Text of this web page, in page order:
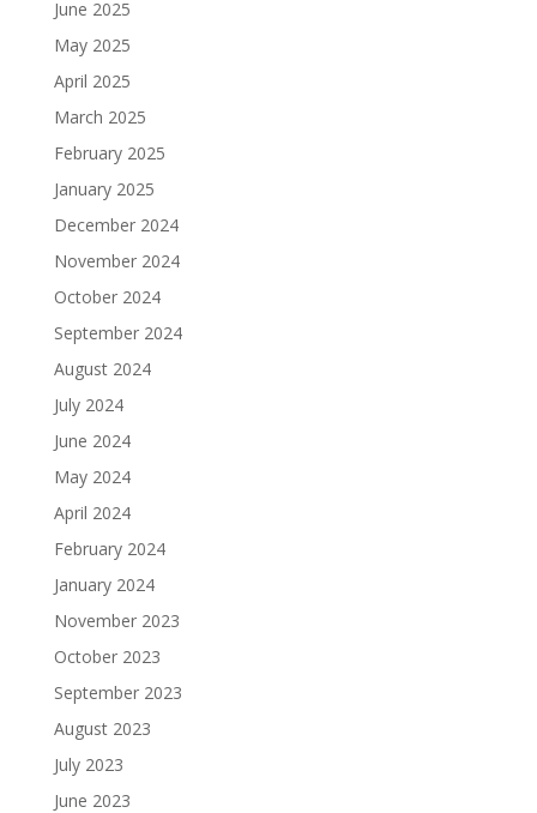
June 2025
May 2025
April 2025
March 2025
February 2025
January 2025
December 2024
November 2024
October 2024
September 2024
August 2024
July 2024
June 2024
May 2024
April 2024
February 2024
January 2024
November 2023
October 2023
September 2023
August 2023
July 2023
June 2023